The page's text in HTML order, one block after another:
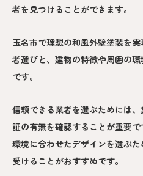
者を見つけることができます。
玉名市で理想の和風外壁塗装を
者選びと、建物の特徴や周囲の
です。
信頼できる業者を選ぶためには
証の有無を確認することが重要
環境に合わせたデザインを選ぶ
受けることがおすすめです。